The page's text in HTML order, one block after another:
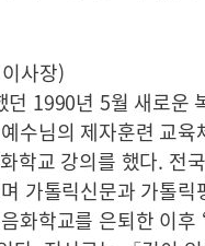
사장)
던 1990년 5월 새로운
수님의 제자훈련 교
학교 강의를 했다. 전
가톨릭신문과 가톨
화학교를 은퇴한 이후